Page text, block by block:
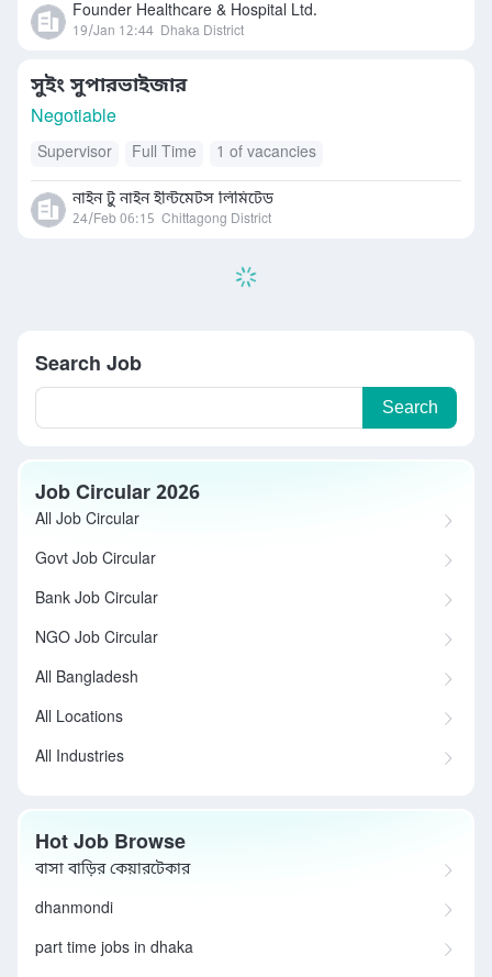
Founder Healthcare & Hospital Ltd.
19/Jan 12:44 Dhaka District
সুইং সুপারভাইজার
Negotiable
Supervisor Full Time 1 of vacancies
নাইন টু নাইন ইন্টিমেটস লিমিটেড
24/Feb 06:15 Chittagong District
Search Job
Search
Job Circular 2026
All Job Circular
Govt Job Circular
Bank Job Circular
NGO Job Circular
All Bangladesh
All Locations
All Industries
Hot Job Browse
বাসা বাড়ির কেয়ারটেকার
dhanmondi
part time jobs in dhaka